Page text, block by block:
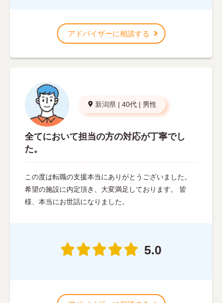
アドバイザーに相談する
新潟県 | 40代 | 男性
全てにおいて担当の方の対応が丁寧でし
た。
この度は転職の支援本当にありがとうございました。
希望の施設に内定頂き、大変満足しております。 皆
様、本当にお世話になりました。
5.0